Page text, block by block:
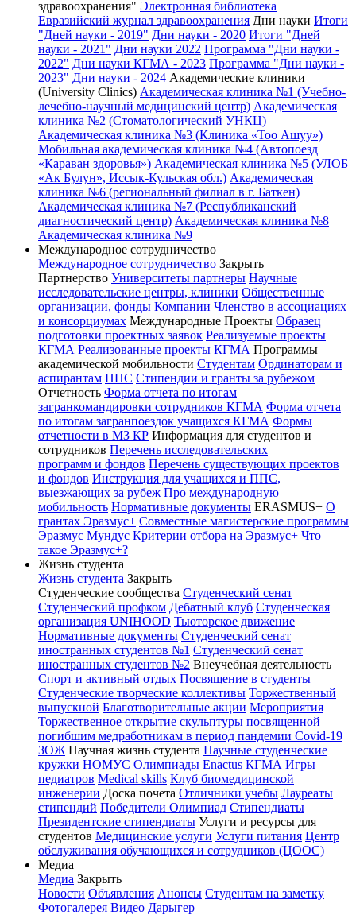
здравоохранения" Электронная библиотека
Евразийский журнал здравоохранения Дни науки Итоги
"Дней науки - 2019" Дни науки - 2020 Итоги "Дней
науки - 2021" Дни науки 2022 Программа "Дни науки -
2022" Дни науки КГМА - 2023 Программа "Дни науки -
2023" Дни науки - 2024 Академические клиники
(University Clinics) Академическая клиника №1 (Учебно-
лечебно-научный медицинский центр) Академическая
клиника №2 (Стоматологический УНКЦ)
Академическая клиника №3 (Клиника «Тоо Ашуу»)
Мобильная академическая клиника №4 (Автопоезд
«Караван здоровья») Академическая клиника №5 (УЛОБ
«Ак Булун», Иссык-Кульская обл.) Академическая
клиника №6 (региональный филиал в г. Баткен)
Академическая клиника №7 (Республиканский
диагностический центр) Академическая клиника №8
Академическая клиника №9
Международное сотрудничество
Международное сотрудничество Закрыть
Партнерство Университеты партнеры Научные
исследовательские центры, клиники Общественные
организации, фонды Компании Членство в ассоциациях
и консорциумах Международные Проекты Образец
подготовки проектных заявок Реализуемые проекты
КГМА Реализованные проекты КГМА Программы
академической мобильности Студентам Ординаторам и
аспирантам ППС Стипендии и гранты за рубежом
Отчетность Форма отчета по итогам
загранкомандировки сотрудников КГМА Форма отчета
по итогам загранпоездок учащихся КГМА Формы
отчетности в МЗ КР Информация для студентов и
сотрудников Перечень исследовательских
программ и фондов Перечень существующих проектов
и фондов Инструкция для учащихся и ППС,
выезжающих за рубеж Про международную
мобильность Нормативные документы ERASMUS+ О
грантах Эразмус+ Совместные магистерские программы
Эразмус Мундус Критерии отбора на Эразмус+ Что
такое Эразмус+?
Жизнь студента
Жизнь студента Закрыть
Студенческие сообщества Студенческий сенат
Студенческий профком Дебатный клуб Студенческая
организация UNIHOOD Тьюторское движение
Нормативные документы Студенческий сенат
иностранных студентов №1 Студенческий сенат
иностранных студентов №2 Внеучебная деятельность
Спорт и активный отдых Посвящение в студенты
Студенческие творческие коллективы Торжественный
выпускной Благотворительные акции Мероприятия
Торжественное открытие скульптуры посвященной
погибшим медработникам в период пандемии Covid-19
ЗОЖ Научная жизнь студента Научные студенческие
кружки НОМУС Олимпиады Enactus КГМА Игры
педиатров Medical skills Клуб биомедицинской
инженерии Доска почета Отличники учебы Лауреаты
стипендий Победители Олимпиад Стипендиаты
Президентские стипендиаты Услуги и ресурсы для
студентов Медицинские услуги Услуги питания Центр
обслуживания обучающихся и сотрудников (ЦООС)
Медиа
Медиа Закрыть
Новости Объявления Анонсы Студентам на заметку
Фотогалерея Видео Дарыгер